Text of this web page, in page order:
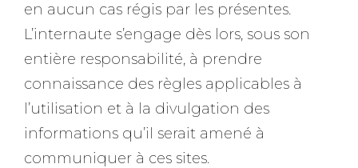
en aucun cas régis par les présentes.
L’internaute s’engage dès lors, sous son
entière responsabilité, à prendre
connaissance des règles applicables à
l’utilisation et à la divulgation des
informations qu’il serait amené à
communiquer à ces sites.